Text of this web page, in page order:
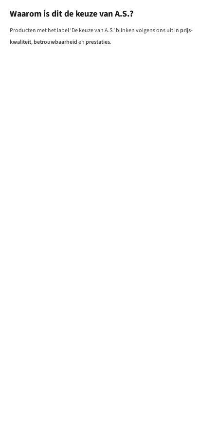
Waarom is dit de keuze van A.S.?
Producten met het label ‘De keuze van A.S.’ blinken volgens ons uit inprijs-
kwaliteit,betrouwbaarheidenprestaties.